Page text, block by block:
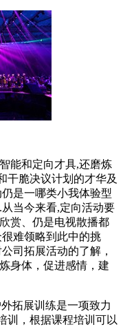
能和定向才具,还磨炼
干脆决议计划的才华及
是一哪类小我体验型
当今来看,定向活动要
赏、仍是电视散播都
难领略到此中的挑
司拓展活动的了解，
身体，促进感情，建
拓展训练是一项致力
训，根据课程培训可以